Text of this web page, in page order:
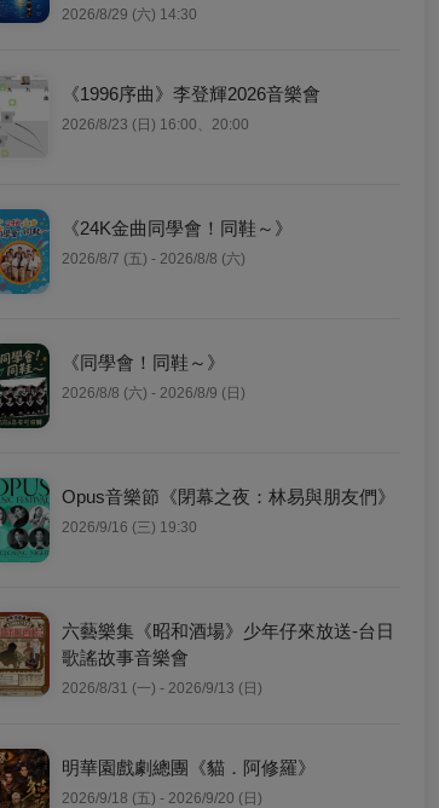
2026/8/29 (六) 14:30
《1996序曲》李登輝2026音樂會
2026/8/23 (日) 16:00、20:00
《24K金曲同學會！同鞋～》
2026/8/7 (五) - 2026/8/8 (六)
《同學會！同鞋～》
2026/8/8 (六) - 2026/8/9 (日)
Opus音樂節《閉幕之夜：林易與朋友們》
2026/9/16 (三) 19:30
六藝樂集《昭和酒場》少年仔來放送-台日
歌謠故事音樂會
2026/8/31 (一) - 2026/9/13 (日)
明華園戲劇總團《貓．阿修羅》
2026/9/18 (五) - 2026/9/20 (日)